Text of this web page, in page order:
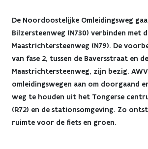
De Noordoostelijke Omleidingsweg
Bilzersteenweg (N730) verbinden met
Maastrichtersteenweg (N79). De
van fase 2, tussen de Baversstraat en de
Maastrichtersteenweg, zijn bezig.
omleidingswegen aan om doorgaand
weg te houden uit het Tongerse
(R72) en de stationsomgeving. Zo
ruimte voor de fiets en groen.